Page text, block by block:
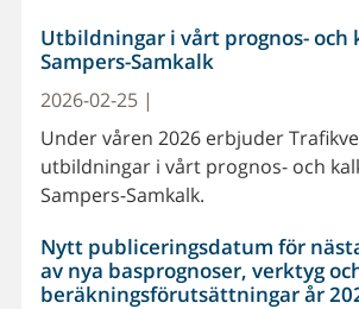
Utbildningar i vårt prognos- och
Sampers-Samkalk
2026-02-25 |
Under våren 2026 erbjuder
utbildningar i vårt prognos- och
Sampers-Samkalk.
Nytt publiceringsdatum för
av nya basprognoser, verktyg
beräkningsförutsättningar år